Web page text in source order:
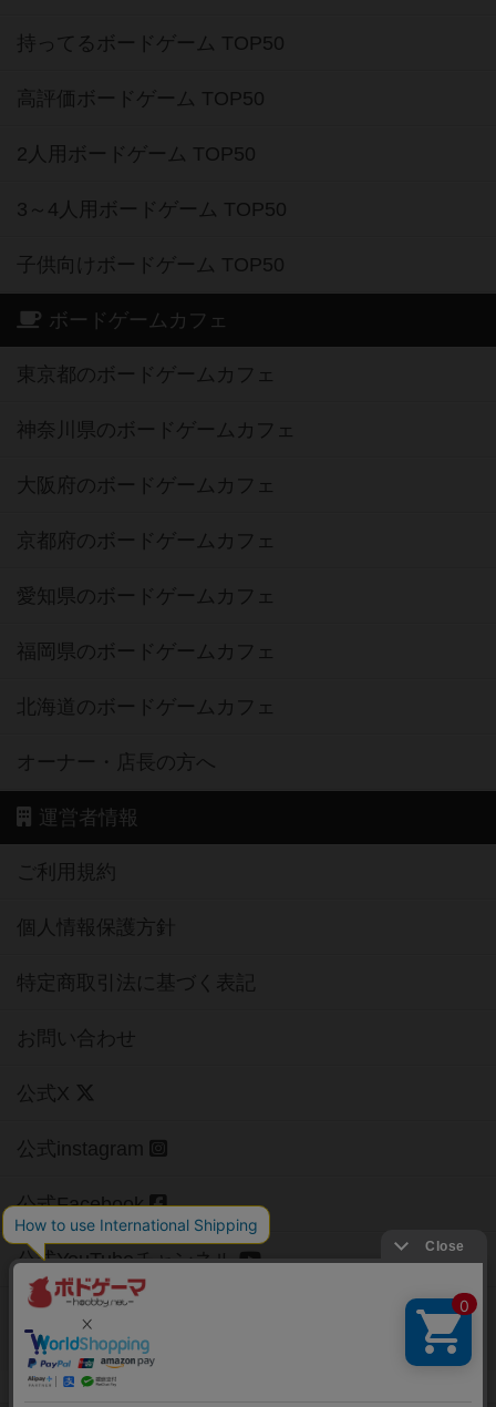
持ってるボードゲーム TOP50
高評価ボードゲーム TOP50
2人用ボードゲーム TOP50
3～4人用ボードゲーム TOP50
子供向けボードゲーム TOP50
ボードゲームカフェ
東京都のボードゲームカフェ
神奈川県のボードゲームカフェ
大阪府のボードゲームカフェ
京都府のボードゲームカフェ
愛知県のボードゲームカフェ
福岡県のボードゲームカフェ
北海道のボードゲームカフェ
オーナー・店長の方へ
運営者情報
ご利用規約
個人情報保護方針
特定商取引法に基づく表記
お問い合わせ
公式X
公式instagram
公式Facebook
公式YouTubeチャンネル